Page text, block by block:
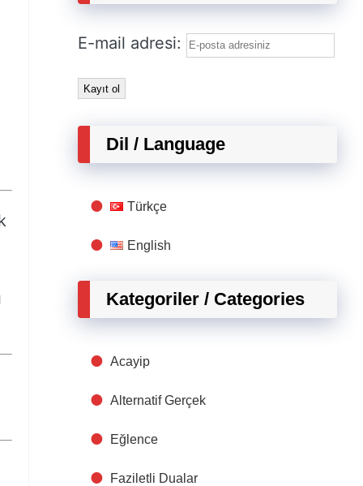
E-mail adresi:
Dil / Language
Türkçe
English
Kategoriler / Categories
Acayip
Alternatif Gerçek
Eğlence
Faziletli Dualar